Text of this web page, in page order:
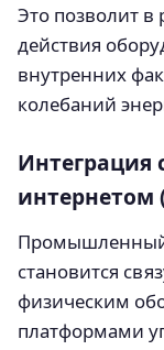
Это позволит
действия
внутренних
колебаний
интернетом
Промышленный
становится
физическим
платформами